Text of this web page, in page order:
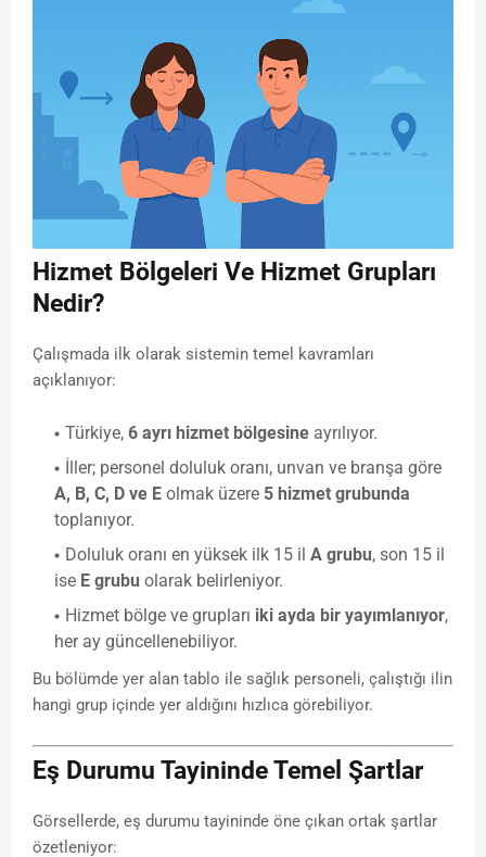
Hizmet Bölgeleri Ve Hizmet Grupları
Nedir?
Çalışmada ilk olarak sistemin temel kavramları
açıklanıyor:
Türkiye, 6 ayrı hizmet bölgesine ayrılıyor.
İller; personel doluluk oranı, unvan ve branşa göre
A, B, C, D ve E olmak üzere 5 hizmet grubunda
toplanıyor.
Doluluk oranı en yüksek ilk 15 il A grubu, son 15 il
ise E grubu olarak belirleniyor.
Hizmet bölge ve grupları iki ayda bir yayımlanıyor,
her ay güncellenebiliyor.
Bu bölümde yer alan tablo ile sağlık personeli, çalıştığı ilin
hangi grup içinde yer aldığını hızlıca görebiliyor.
Eş Durumu Tayininde Temel Şartlar
Görsellerde, eş durumu tayininde öne çıkan ortak şartlar
özetleniyor: